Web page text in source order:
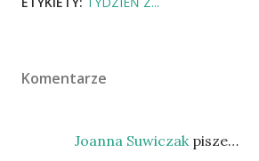
Komentarze
Joanna Suwiczakpisze…